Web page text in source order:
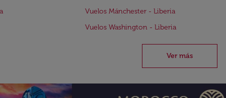
Vuelos Mánchester - Liberia
Vuelos Washington - Liberia
Ver más